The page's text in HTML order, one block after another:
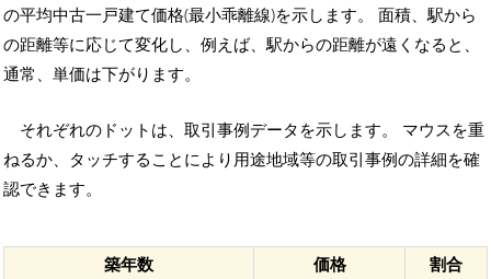
の平均中古一戸建て価格(最小乖離線)を示します。 面積、駅から
の距離等に応じて変化し、例えば、駅からの距離が遠くなると、
通常、単価は下がります。
それぞれのドットは、取引事例データを示します。 マウスを重
ねるか、タッチすることにより用途地域等の取引事例の詳細を確
認できます。
築年数 価格
割合